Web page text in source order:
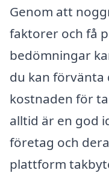
Genom att
faktorer och få
bedömningar
du kan
kostnaden för
alltid är en god
företag och
plattform